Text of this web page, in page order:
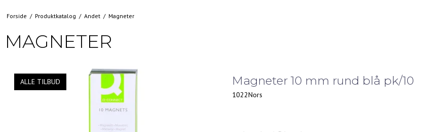
Forside / Produktkatalog / Andet / Magneter
MAGNETER
ALLE TILBUD Magneter 10 mm rund blå pk/10
1022Nors